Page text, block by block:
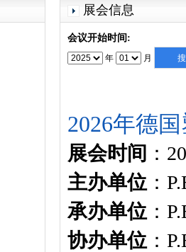
展会信息
会议开始时间:
年 月
2026年德
展会时间 ：
主办单位 ：
承办单位 ：
协办单位 ：